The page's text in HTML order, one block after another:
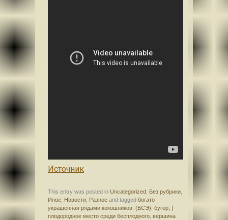
Источник
This entry was posted in Uncategorized Без рубрики
Иное
Новости Разное and tagged богато
украшенная рядами кокошников. (БСЭ) бугор; |
плодородное место среди бесплодного вершина